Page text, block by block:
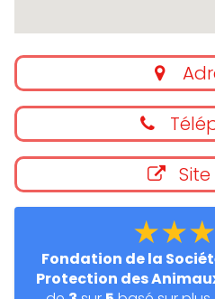
Fondation de la
Protection des